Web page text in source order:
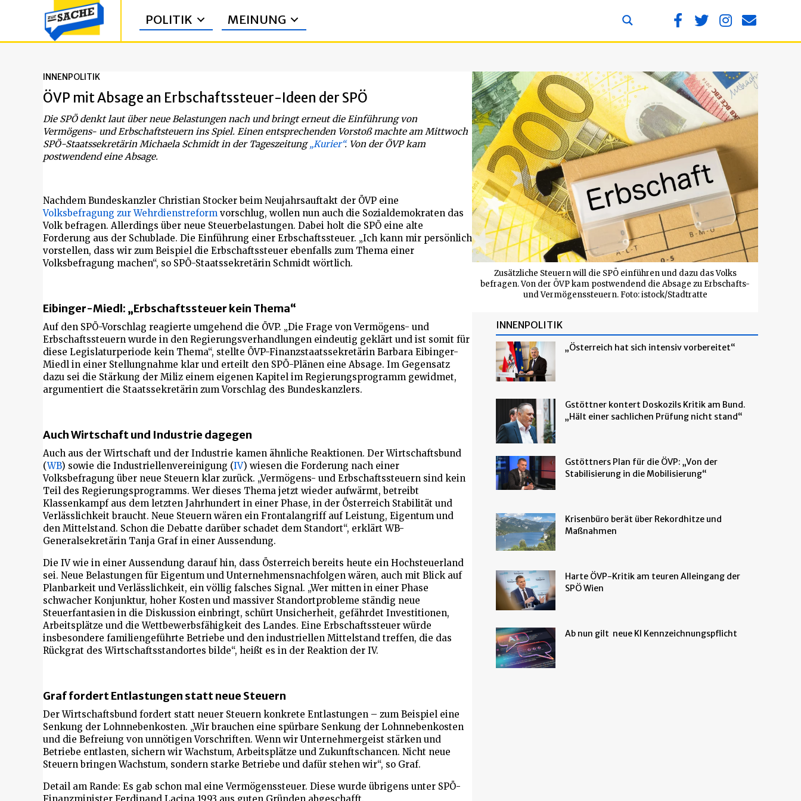
POLITIK MEINUNG
INNENPOLITIK
ÖVP mit Absage an Erbschaftssteuer-Ideen der SPÖ
Die SPÖ denkt laut über neue Belastungen nach und bringt erneut die Einführung von
Vermögens- und Erbschaftsteuern ins Spiel. Einen entsprechenden Vorstoß machte am Mittwoch
SPÖ-Staatssekretärin Michaela Schmidt in der Tageszeitung„Kurier“. Von der ÖVP kam
postwendend eine Absage.
Nachdem Bundeskanzler Christian Stocker beim Neujahrsauftakt der ÖVP eine
Volksbefragung zur Wehrdienstreform vorschlug, wollen nun auch die Sozialdemokraten das
Volk befragen. Allerdings über neue Steuerbelastungen. Dabei holt die SPÖ eine alte
Forderung aus der Schublade. Die Einführung einer Erbschaftssteuer. „Ich kann mir persönlich
vorstellen, dass wir zum Beispiel die Erbschaftssteuer ebenfalls zum Thema einer
Volksbefragung machen“, so SPÖ-Staatssekretärin Schmidt wörtlich.
Eibinger-Miedl: „Erbschaftssteuer kein Thema“
Auf den SPÖ-Vorschlag reagierte umgehend die ÖVP. „Die Frage von Vermögens- und
Erbschaftssteuern wurde in den Regierungsverhandlungen eindeutig geklärt und ist somit für
diese Legislaturperiode kein Thema“, stellte ÖVP-Finanzstaatssekretärin Barbara Eibinger-
Miedl in einer Stellungnahme klar und erteilt den SPÖ-Plänen eine Absage. Im Gegensatz
dazu sei die Stärkung der Miliz einem eigenen Kapitel im Regierungsprogramm gewidmet,
argumentiert die Staatssekretärin zum Vorschlag des Bundeskanzlers.
Auch Wirtschaft und Industrie dagegen
Auch aus der Wirtschaft und der Industrie kamen ähnliche Reaktionen. Der Wirtschaftsbund
(WB) sowie die Industriellenvereinigung (IV) wiesen die Forderung nach einer
Volksbefragung über neue Steuern klar zurück. „Vermögens- und Erbschaftssteuern sind kein
Teil des Regierungsprogramms. Wer dieses Thema jetzt wieder aufwärmt, betreibt
Klassenkampf aus dem letzten Jahrhundert in einer Phase, in der Österreich Stabilität und
Verlässlichkeit braucht. Neue Steuern wären ein Frontalangriff auf Leistung, Eigentum und
den Mittelstand. Schon die Debatte darüber schadet dem Standort“, erklärt WB-
Generalsekretärin Tanja Graf in einer Aussendung.
Die IV wie in einer Aussendung darauf hin, dass Österreich bereits heute ein Hochsteuerland
sei. Neue Belastungen für Eigentum und Unternehmensnachfolgen wären, auch mit Blick auf
Planbarkeit und Verlässlichkeit, ein völlig falsches Signal. „Wer mitten in einer Phase
schwacher Konjunktur, hoher Kosten und massiver Standortprobleme ständig neue
Steuerfantasien in die Diskussion einbringt, schürt Unsicherheit, gefährdet Investitionen,
Arbeitsplätze und die Wettbewerbsfähigkeit des Landes. Eine Erbschaftssteuer würde
insbesondere familiengeführte Betriebe und den industriellen Mittelstand treffen, die das
Rückgrat des Wirtschaftsstandortes bilde“, heißt es in der Reaktion der IV.
Graf fordert Entlastungen statt neue Steuern
Der Wirtschaftsbund fordert statt neuer Steuern konkrete Entlastungen – zum Beispiel eine
Senkung der Lohnnebenkosten. „Wir brauchen eine spürbare Senkung der Lohnnebenkosten
und die Befreiung von unnötigen Vorschriften. Wenn wir Unternehmergeist stärken und
Betriebe entlasten, sichern wir Wachstum, Arbeitsplätze und Zukunftschancen. Nicht neue
Steuern bringen Wachstum, sondern starke Betriebe und dafür stehen wir“, so Graf.
Detail am Rande: Es gab schon mal eine Vermögenssteuer. Diese wurde übrigens unter SPÖ-
Zusätzliche Steuern will die SPÖ einführen und dazu das Volks
befragen. Von der ÖVP kam postwendend die Absage zu Erbschafts-
und Vermögenssteuern. Foto: istock/Stadtratte
INNENPOLITIK
„Österreich hat sich intensiv vorbereitet“
Gstöttner kontert Doskozils Kritik am Bund.
„Hält einer sachlichen Prüfung nicht stand“
Gstöttners Plan für die ÖVP: „Von der
Stabilisierung in die Mobilisierung“
Krisenbüro berät über Rekordhitze und
Maßnahmen
Harte ÖVP-Kritik am teuren Alleingang der
SPÖ Wien
Ab nun gilt neue KI Kennzeichnungspflicht